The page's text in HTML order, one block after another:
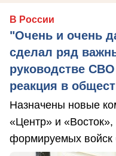
В России
"Очень и очень
сделал ряд
руководстве
реакция в
Назначены новые
«Центр» и «Восток»,
формируемых войск